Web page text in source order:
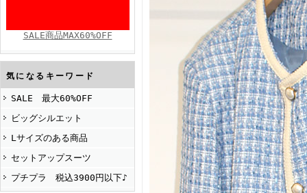
SALE商品MAX60%OFF
気になるキーワード
SALE 最大60%OFF
ビッグシルエット
Lサイズのある商品
セットアップスーツ
プチプラ 税込3900円以下♪